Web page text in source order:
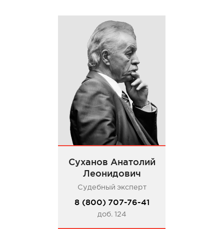
Суханов Анатолий
Леонидович
Судебный эксперт
8 (800) 707-76-41
доб. 124